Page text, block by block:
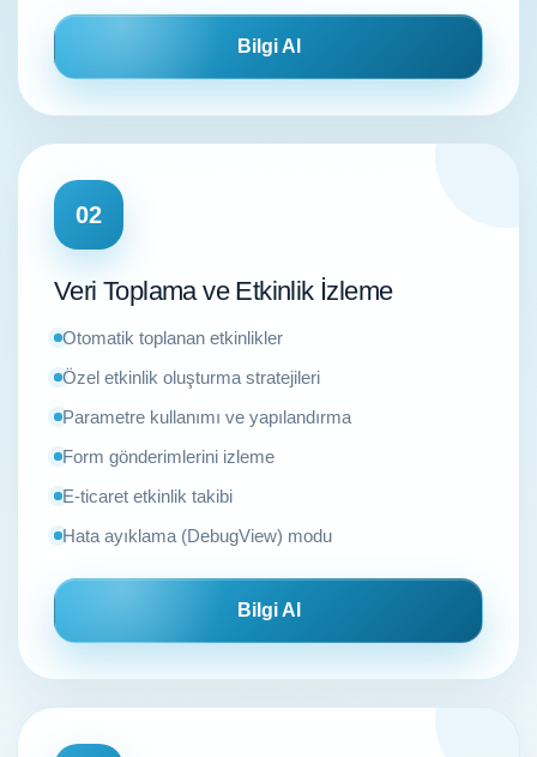
Bilgi Al
02
Veri Toplama ve Etkinlik İzleme
Otomatik toplanan etkinlikler
Özel etkinlik oluşturma stratejileri
Parametre kullanımı ve yapılandırma
Form gönderimlerini izleme
E-ticaret etkinlik takibi
Hata ayıklama (DebugView) modu
Bilgi Al